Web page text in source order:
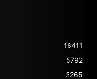
16411
5792
3265